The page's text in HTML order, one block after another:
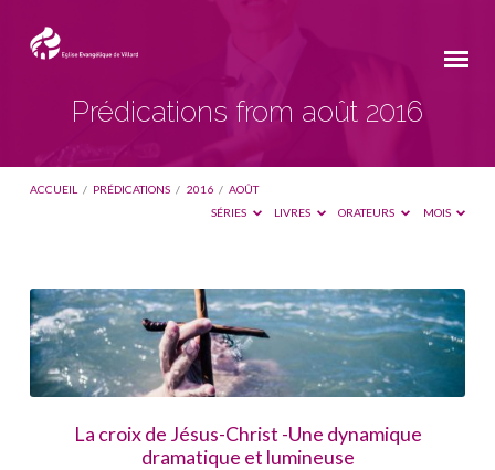
Prédications from août 2016
ACCUEIL / PRÉDICATIONS / 2016 / AOÛT
SÉRIES
LIVRES ORATEURS MOIS
Prédications
from
août
2016
La croix de Jésus-Christ -Une dynamique
dramatique et lumineuse